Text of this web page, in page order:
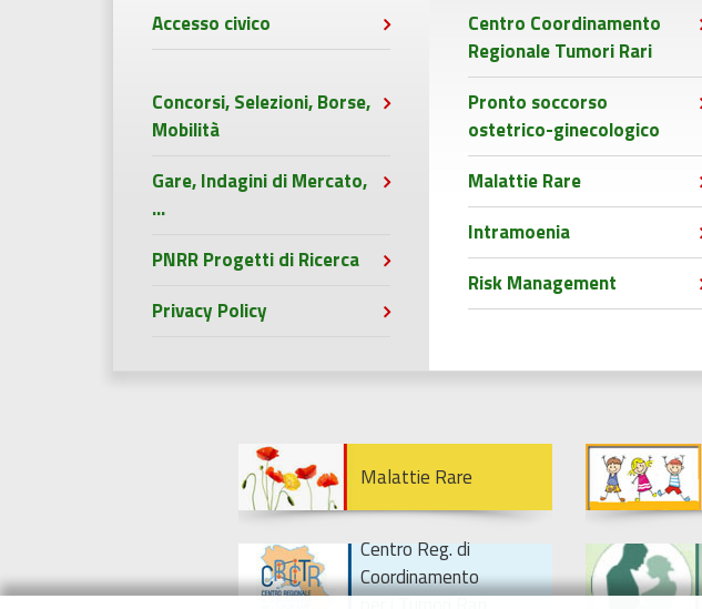
Accesso civico
Concorsi, Selezioni, Borse,
Mobilità
Gare, Indagini di Mercato,
...
PNRR Progetti di Ricerca
Privacy Policy
Centro Coordinamento
Regionale Tumori Rari
Pronto soccorso
ostetrico-ginecologico
Malattie Rare
Intramoenia
Risk Management
Malattie Rare
Centro Reg. di
Coordinamento